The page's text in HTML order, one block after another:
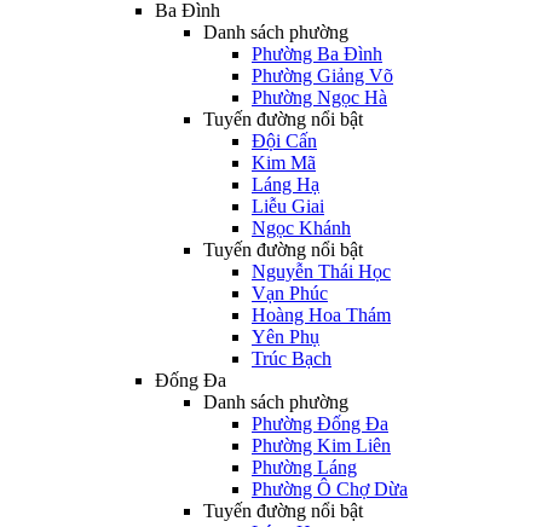
Ba Đình
Danh sách phường
Phường Ba Đình
Phường Giảng Võ
Phường Ngọc Hà
Tuyến đường nổi bật
Đội Cấn
Kim Mã
Láng Hạ
Liễu Giai
Ngọc Khánh
Tuyến đường nổi bật
Nguyễn Thái Học
Vạn Phúc
Hoàng Hoa Thám
Yên Phụ
Trúc Bạch
Đống Đa
Danh sách phường
Phường Đống Đa
Phường Kim Liên
Phường Láng
Phường Ô Chợ Dừa
Tuyến đường nổi bật